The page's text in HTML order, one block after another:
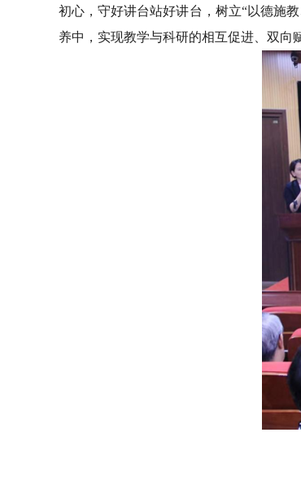
初心，守好讲台站好讲台，树立“以德施
养中，实现教学与科研的相互促进、双向